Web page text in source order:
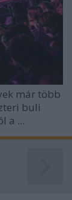
már több
buli
a ...